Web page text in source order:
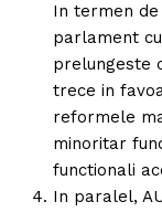
In termen
parlament
prelungeste
trece in
reformele
minoritar
functionali
In paralel,